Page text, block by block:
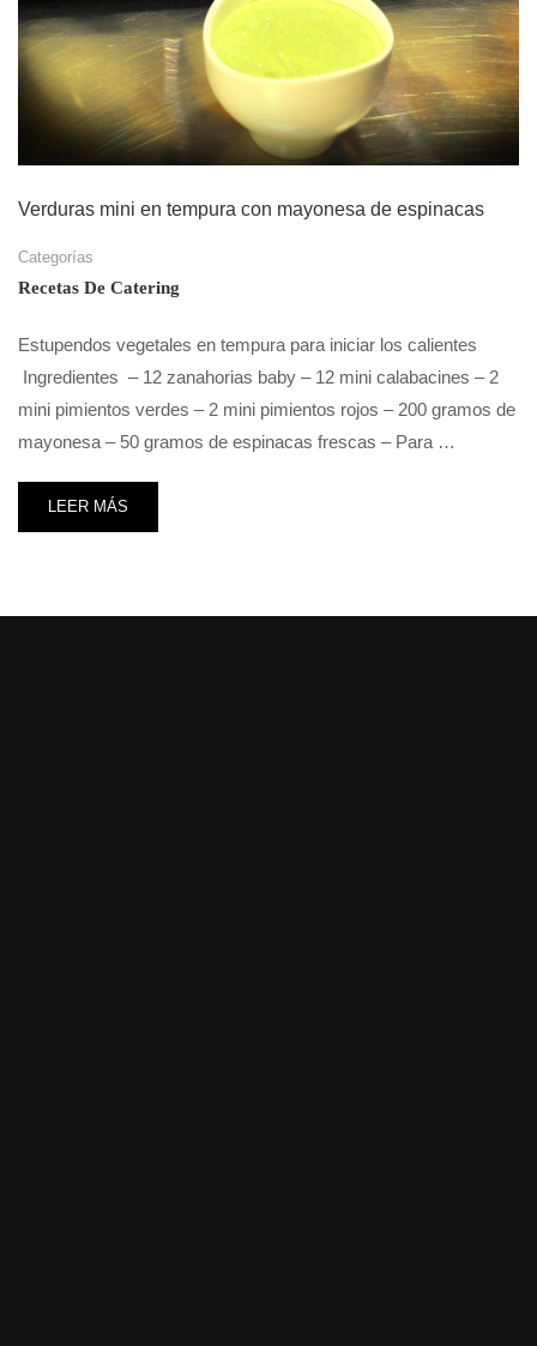
Verduras mini en tempura con mayonesa de espinacas
Categorías
Recetas De Catering
Estupendos vegetales en tempura para iniciar los calientes
Ingredientes – 12 zanahorias baby – 12 mini calabacines – 2
mini pimientos verdes – 2 mini pimientos rojos – 200 gramos de
mayonesa – 50 gramos de espinacas frescas – Para …
LEER MÁS